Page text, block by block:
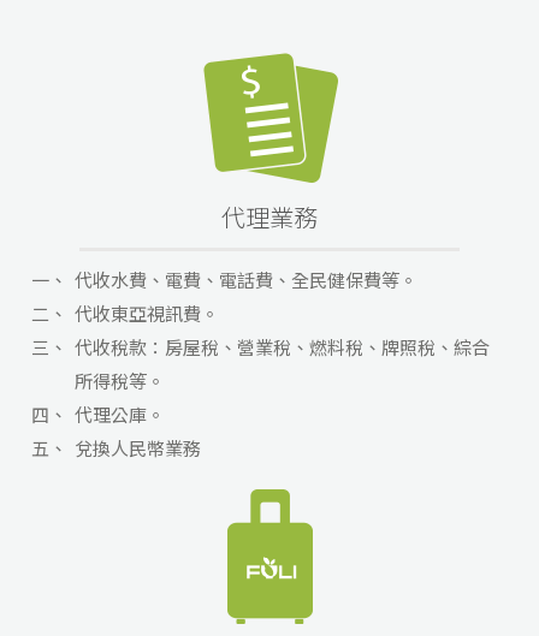
代理業務
一、 代收水費、電費、電話費、全民健保費等。
二、 代收東亞視訊費。
三、 代收稅款：房屋稅、營業稅、燃料稅、牌照稅、綜合
所得稅等。
四、 代理公庫。
五、 兌換人民幣業務